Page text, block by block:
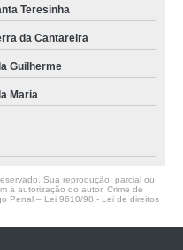
Teresinha
da Cantareira
Guilherme
Maria
Sua reprodução, parcial ou
a autorização do autor. Crime de
Penal – Lei 9610/98 - Lei de direitos